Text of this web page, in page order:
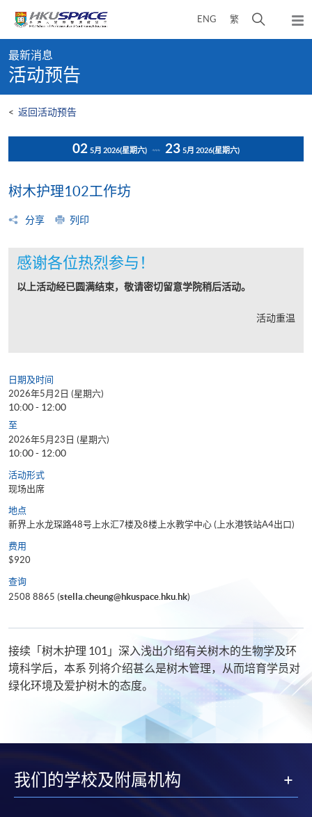
content
ENG 繁
开
弹
出
content
start
最新消息
活动预告
< 返回活动预告
02 5月 2026(星期六) 23 5月 2026(星期六)
树木护理102工作坊
分享 列印
感谢各位热烈参与！
以上活动经已圆满结束，敬请密切留意学院稍后活动。
活动重温
日期及时间
2026年5月2日 (星期六)
10:00 - 12:00
至
2026年5月23日 (星期六)
10:00 - 12:00
活动形式
现场出席
地点
新界上水龙琛路48号上水汇7楼及8楼上水教学中心 (上水港铁站A4出口)
费用
$920
查询
2508 8865 (stella.cheung@hkuspace.hku.hk)
接续「树木护理 101」深入浅出介绍有关树木的生物学及环
境科学后，本系 列将介绍甚么是树木管理，从而培育学员对
绿化环境及爱护树木的态度。
我们的学校及附属机构